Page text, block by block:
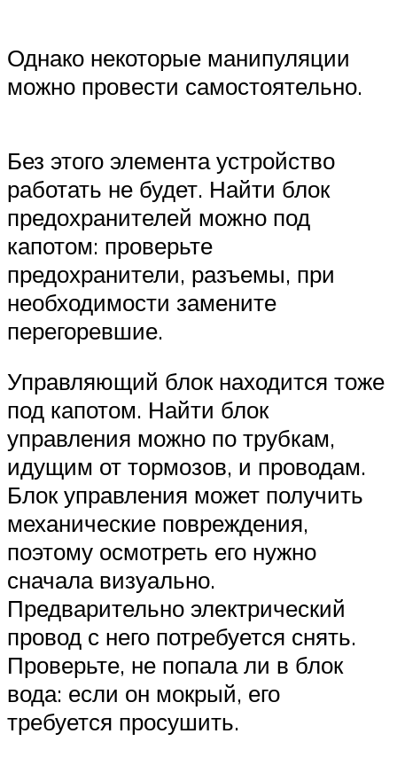
Однако некоторые манипуляции
можно провести самостоятельно.
Без этого элемента устройство
работать не будет. Найти блок
предохранителей можно под
капотом: проверьте
предохранители, разъемы, при
необходимости замените
перегоревшие.
Управляющий блок находится тоже
под капотом. Найти блок
управления можно по трубкам,
идущим от тормозов, и проводам.
Блок управления может получить
механические повреждения,
поэтому осмотреть его нужно
сначала визуально.
Предварительно электрический
провод с него потребуется снять.
Проверьте, не попала ли в блок
вода: если он мокрый, его
требуется просушить.